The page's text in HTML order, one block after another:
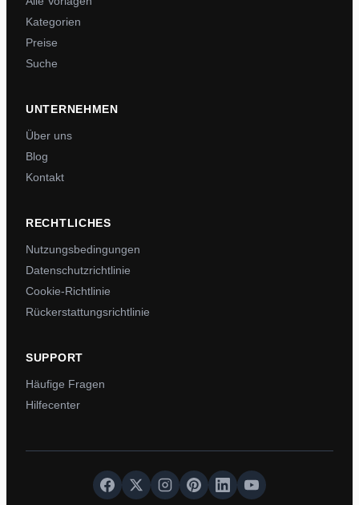
Kategorien
Preise
Suche
UNTERNEHMEN
Über uns
Blog
Kontakt
RECHTLICHES
Nutzungsbedingungen
Datenschutzrichtlinie
Cookie-Richtlinie
Rückerstattungsrichtlinie
SUPPORT
Häufige Fragen
Hilfecenter